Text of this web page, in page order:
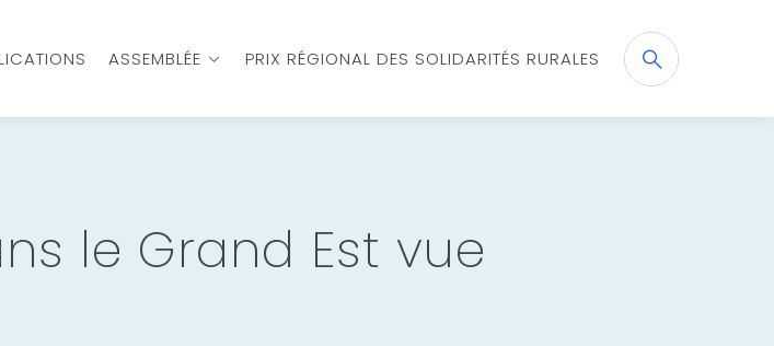
ASSEMBLÉE PRIX RÉGIONAL DES SOLIDARITÉS RURALESRecherche
OK
le Grand Est vue